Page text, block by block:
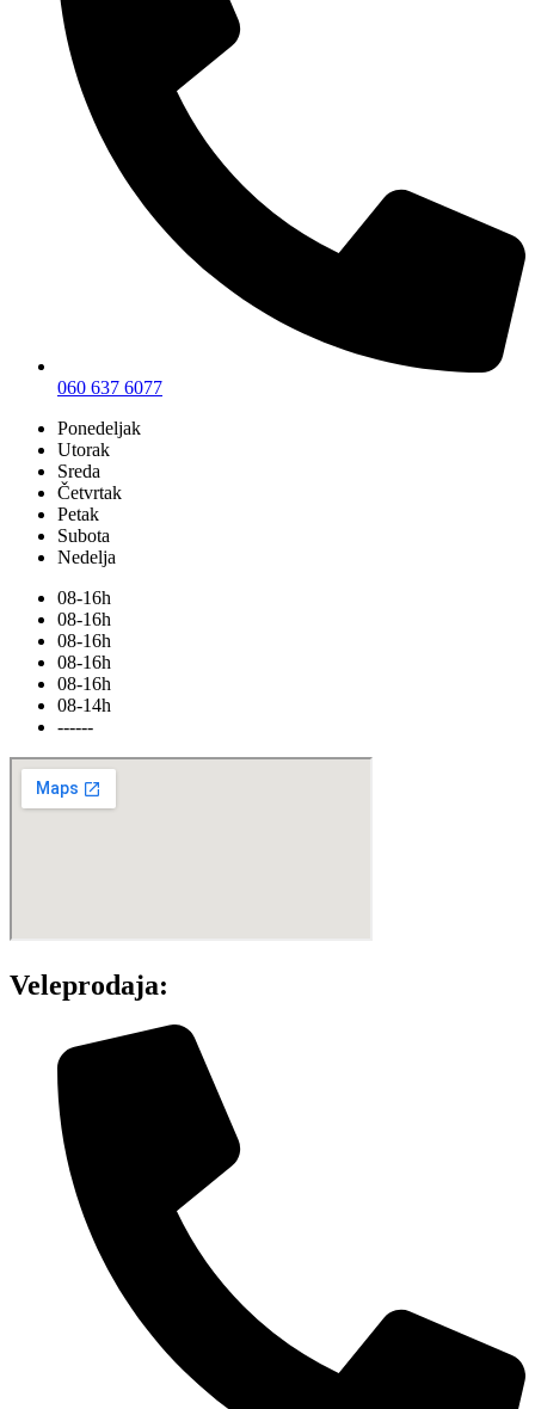
060 637 6077
Ponedeljak
Utorak
Sreda
Četvrtak
Petak
Subota
Nedelja
08-16h
08-16h
08-16h
08-16h
08-16h
08-14h
------
Veleprodaja: